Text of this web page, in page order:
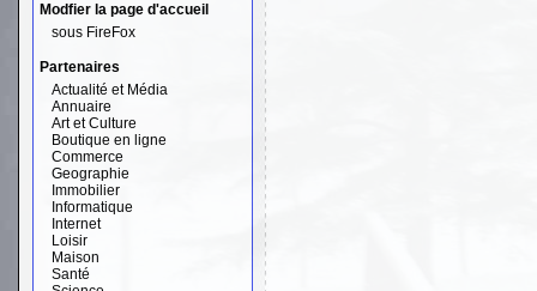
Modfier la page d'accueil
sous FireFox
Partenaires
Actualité et Média
Annuaire
Art et Culture
Boutique en ligne
Commerce
Geographie
Immobilier
Informatique
Internet
Loisir
Maison
Santé